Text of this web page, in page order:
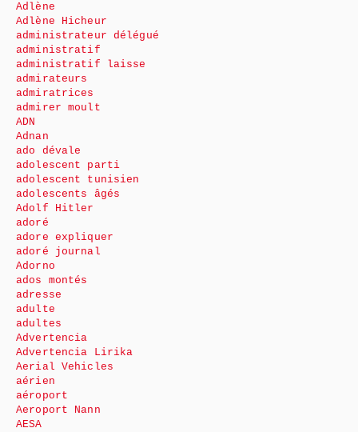
Adlène
Adlène Hicheur
administrateur délégué
administratif
administratif laisse
admirateurs
admiratrices
admirer moult
ADN
Adnan
ado dévale
adolescent parti
adolescent tunisien
adolescents âgés
Adolf Hitler
adoré
adore expliquer
adoré journal
Adorno
ados montés
adresse
adulte
adultes
Advertencia
Advertencia Lirika
Aerial Vehicles
aérien
aéroport
Aeroport Nann
AESA